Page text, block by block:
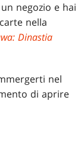
negozio e hai
nella
Dinastia
nel
di aprire